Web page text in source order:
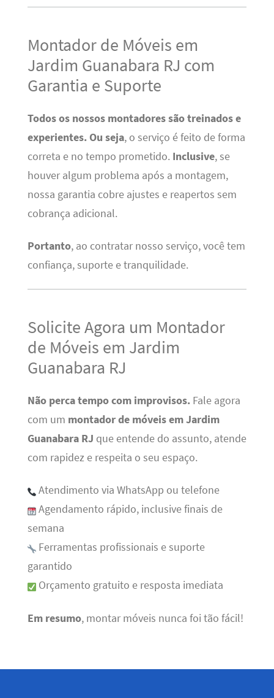
Montador de Móveis em
Jardim Guanabara RJ com
Garantia e Suporte
Todos os nossos montadores são treinados e
experientes. Ou seja, o serviço é feito de forma
correta e no tempo prometido. Inclusive, se
houver algum problema após a montagem,
nossa garantia cobre ajustes e reapertos sem
cobrança adicional.
Portanto, ao contratar nosso serviço, você tem
confiança, suporte e tranquilidade.
Solicite Agora um Montador
de Móveis em Jardim
Guanabara RJ
Não perca tempo com improvisos.Fale agora
com um montador de móveis em Jardim
Guanabara RJ que entende do assunto, atende
com rapidez e respeita o seu espaço.
Atendimento via WhatsApp ou telefone
Agendamento rápido, inclusive finais de
semana
Ferramentas profissionais e suporte
garantido
Orçamento gratuito e resposta imediata
Em resumo, montar móveis nunca foi tão fácil!